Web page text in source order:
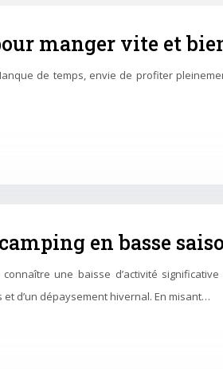
manger vite et
de temps, envie de profiter
en basse
une baisse d’activité
d’un dépaysement hivernal. En misant…